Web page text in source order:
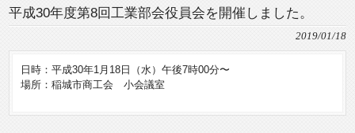
平成30年度第8回工業部会役員会を開催しました。
2019/01/18
日時：平成30年1月18日（水）午後7時00分〜
場所：稲城市商工会 小会議室